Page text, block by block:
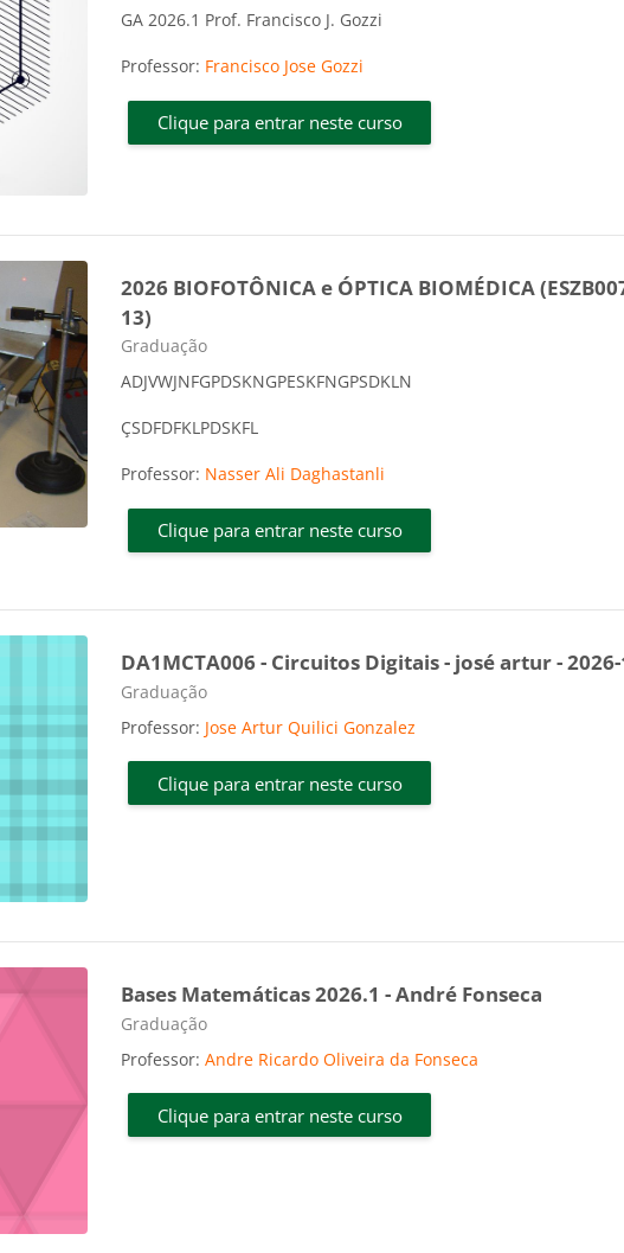
GA 2026.1 Prof. Francisco J. Gozzi
Professor: Francisco Jose Gozzi
Clique para entrar neste curso
2026 BIOFOTÔNICA e ÓPTICA BIOMÉDICA
13)
Categoria do curso
Graduação
ADJVWJNFGPDSKNGPESKFNGPSDKLN
ÇSDFDFKLPDSKFL
Professor: Nasser Ali Daghastanli
Clique para entrar neste curso
DA1MCTA006 - Circuitos Digitais - josé artur -
Categoria do curso
Graduação
Professor: Jose Artur Quilici Gonzalez
Clique para entrar neste curso
Bases Matemáticas 2026.1 - André Fonseca
Categoria do curso
Graduação
Professor:Andre Ricardo Oliveira da Fonseca
Clique para entrar neste curso